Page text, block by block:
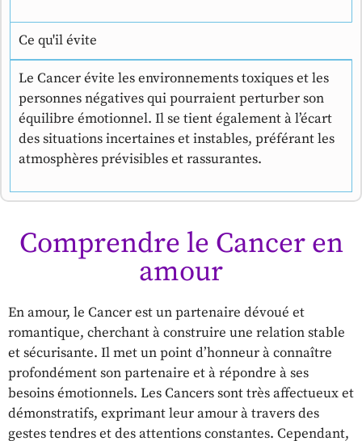
Ce qu'il évite
Le Cancer évite les environnements toxiques et les
personnes négatives qui pourraient perturber son
équilibre émotionnel. Il se tient également à l’écart
des situations incertaines et instables, préférant les
atmosphères prévisibles et rassurantes.
Comprendre le Cancer en
amour
En amour, le Cancer est un partenaire dévoué et
romantique, cherchant à construire une relation stable
et sécurisante. Il met un point d’honneur à connaître
profondément son partenaire et à répondre à ses
besoins émotionnels. Les Cancers sont très affectueux et
démonstratifs, exprimant leur amour à travers des
gestes tendres et des attentions constantes. Cependant,